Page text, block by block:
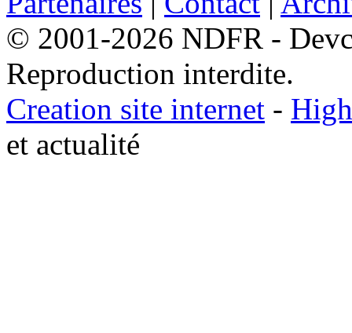
© 2001-2026 NDFR -
Reproduction interdite.
Creation site internet -
et actualité